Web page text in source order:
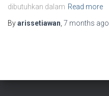
dibutuhkan dalam Read more
Byarissetiawan 7 months ago